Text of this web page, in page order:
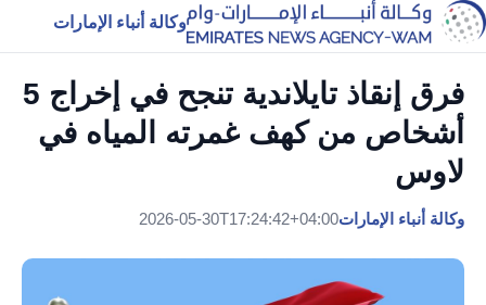
وكالة أنباء الإمارات
فرق إنقاذ تايلاندية تنجح في إخراج 5
أشخاص من كهف غمرته المياه في
لاوس
وكالة أنباء الإمارات2026-05-30T17:24:42+04:00